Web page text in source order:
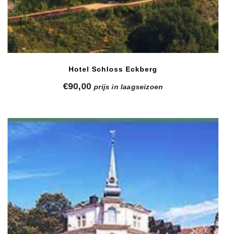
Hotel Schloss Eckberg
€90,00 prijs in laagseizoen